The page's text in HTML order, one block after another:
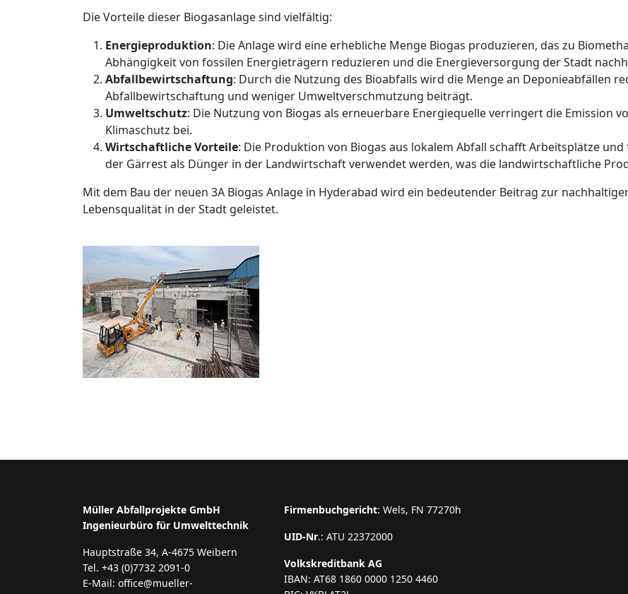
Die Vorteile dieser Biogasanlage sind vielfältig:
Energieproduktion: Die Anlage wird eine erhebliche Menge Biogas produzieren, das zu
Abhängigkeit von fossilen Energieträgern reduzieren und die Energieversorgung der Stadt
Abfallbewirtschaftung: Durch die Nutzung des Bioabfalls wird die Menge an Deponieabfällen
Abfallbewirtschaftung und weniger Umweltverschmutzung beiträgt.
Umweltschutz: Die Nutzung von Biogas als erneuerbare Energiequelle verringert die Emission
Klimaschutz bei.
Wirtschaftliche Vorteile: Die Produktion von Biogas aus lokalem Abfall schafft Arbeitsplätze
der Gärrest als Dünger in der Landwirtschaft verwendet werden, was die landwirtschaftliche
Mit dem Bau der neuen 3A Biogas Anlage in Hyderabad wird ein bedeutender Beitrag zur
Lebensqualität in der Stadt geleistet.
Müller Abfallprojekte GmbH
Ingenieurbüro für Umwelttechnik
Hauptstraße 34, A-4675 Weibern
Tel. +43 (0)7732 2091-0
E-Mail: office@mueller-
Firmenbuchgericht: Wels, FN 77270h
UID-Nr.: ATU 22372000
Volkskreditbank AG
IBAN: AT68 1860 0000 1250 4460